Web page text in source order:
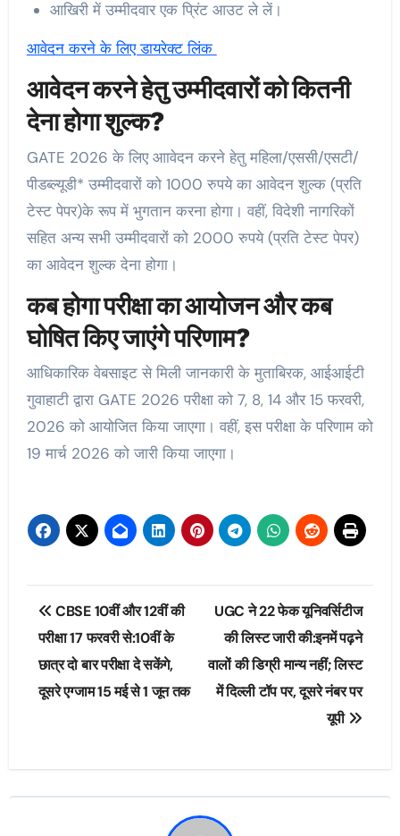
आखिरी में उम्मीदवार एक प्रिंट आउट ले लें।
आवेदन करने के लिए डायरेक्ट लिंक
आवेदन करने हेतु उम्मीदवारों को कितनी
देना होगा शुल्क?
GATE 2026 के लिए आावेदन करने हेतु महिला/एससी/एसटी/
पीडब्ल्यूडी* उम्मीदवारों को 1000 रुपये का आवेदन शुल्क (प्रति
टेस्ट पेपर)के रूप में भुगतान करना होगा। वहीं, विदेशी नागरिकों
सहित अन्य सभी उम्मीदवारों को 2000 रुपये (प्रति टेस्ट पेपर)
का आवेदन शुल्क देना होगा।
कब होगा परीक्षा का आयोजन और कब
घोषित किए जाएंगे परिणाम?
आधिकारिक वेबसाइट से मिली जानकारी के मुताबिरक, आईआईटी
गुवाहाटी द्वारा GATE 2026 परीक्षा को 7, 8, 14 और 15 फरवरी,
2026 को आयोजित किया जाएगा। वहीं, इस परीक्षा के परिणाम को
19 मार्च 2026 को जारी किया जाएगा।
Post
navigation
CBSE 10वीं और 12वीं की
परीक्षा 17 फरवरी से:10वीं के
छात्र दो बार परीक्षा दे सकेंगे,
दूसरे एग्जाम 15 मई से 1 जून तक
UGC ने 22 फेक यूनिवर्सिटीज
की लिस्ट जारी की:इनमें पढ़ने
वालों की डिग्री मान्‍य नहीं; लिस्ट
में दिल्ली टॉप पर, दूसरे नंबर पर
यूपी